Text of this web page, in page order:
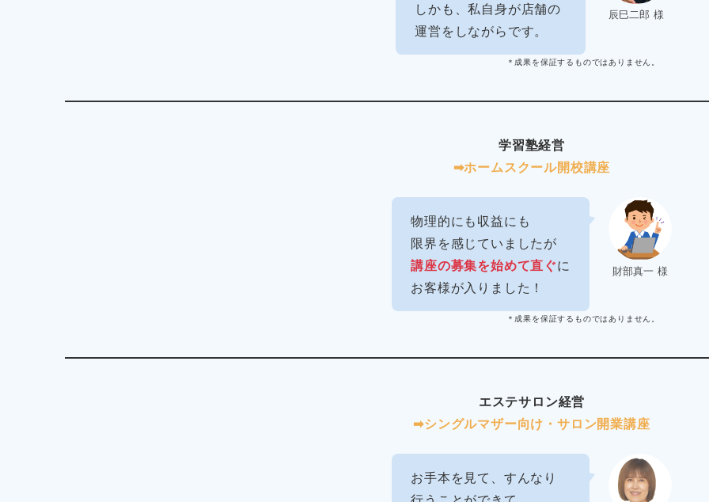
辰巳二郎 様
しかも、私自身が店舗の
運営をしながらです。
＊成果を保証するものではありません。
学習塾経営
➡︎ホームスクール開校講座
財部真一 様
物理的にも収益にも
限界を感じていましたが
講座の募集を始めて直ぐに
お客様が入りました！
＊成果を保証するものではありません。
エステサロン経営
➡︎シングルマザー向け・サロン開業講座
お手本を見て、すんなり